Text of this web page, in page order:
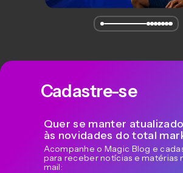
Cadastre-se
Quer se manter
às novidades do total
Acompanhe o Magic Blog e
para receber notícias e matérias
mail: